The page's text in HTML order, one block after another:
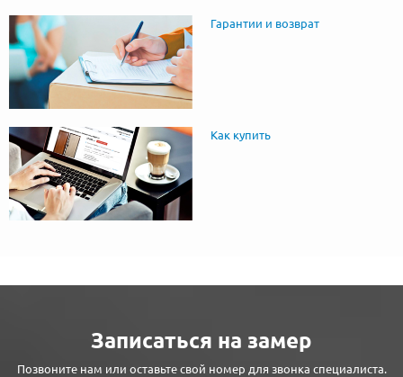
Гарантии и возврат
Как купить
Записаться на замер
Позвоните нам или оставьте свой номер для звонка специалиста.